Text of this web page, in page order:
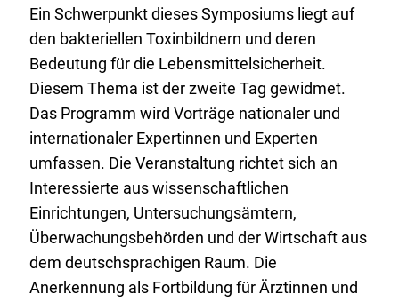
Ein Schwerpunkt dieses Symposiums liegt auf
den bakteriellen Toxinbildnern und deren
Bedeutung für die Lebensmittelsicherheit.
Diesem Thema ist der zweite Tag gewidmet.
Das Programm wird Vorträge nationaler und
internationaler Expertinnen und Experten
umfassen. Die Veranstaltung richtet sich an
Interessierte aus wissenschaftlichen
Einrichtungen, Untersuchungsämtern,
Überwachungsbehörden und der Wirtschaft aus
dem deutschsprachigen Raum. Die
Anerkennung als Fortbildung für Ärztinnen und